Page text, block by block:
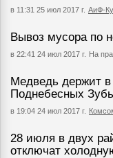
в 11:31 25 июл 2017 г. АиФ-
Вывоз мусора по
в 22:41 24 июл 2017 г. На
Медведь держит в
Поднебесных
в 19:04 24 июл 2017 г.
28 июля в двух
отключат